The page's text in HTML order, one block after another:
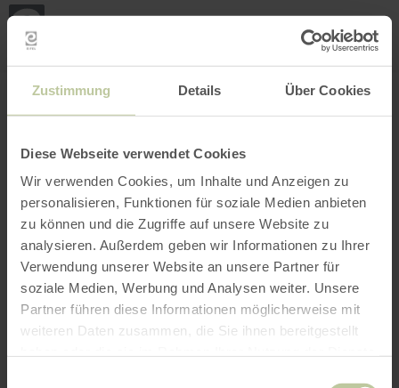
Zustimmung Details Über Cookies
Diese Webseite verwendet Cookies
Wir verwenden Cookies, um Inhalte und Anzeigen zu
personalisieren, Funktionen für soziale Medien anbieten
zu können und die Zugriffe auf unsere Website zu
analysieren. Außerdem geben wir Informationen zu Ihrer
Verwendung unserer Website an unsere Partner für
soziale Medien, Werbung und Analysen weiter. Unsere
Partner führen diese Informationen möglicherweise mit
weiteren Daten zusammen, die Sie ihnen bereitgestellt
INTERAKTIVE KARTE
Filter öffnen